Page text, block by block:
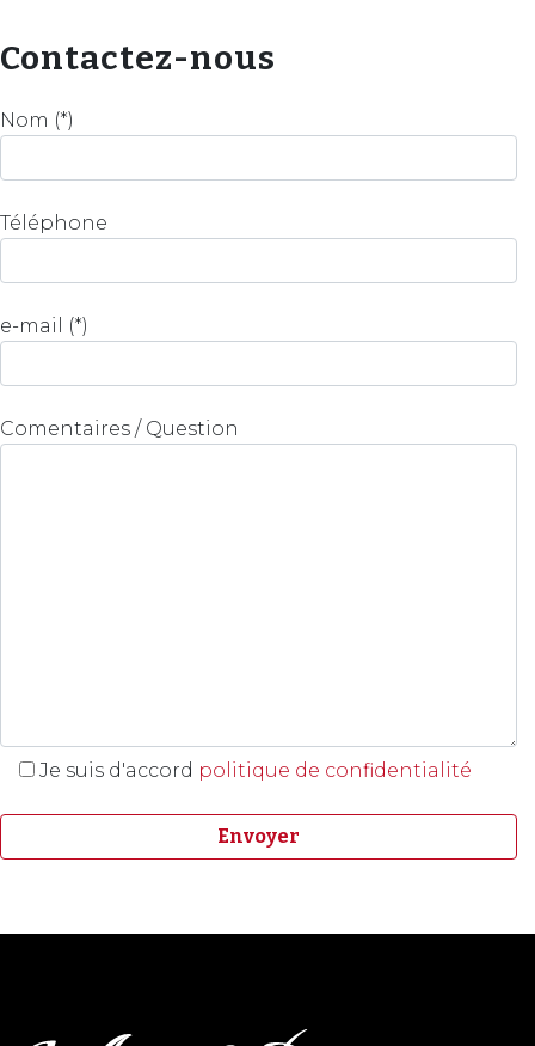
Contactez-nous
Nom (*)
Téléphone
e-mail (*)
Comentaires / Question
Je suis d'accord politique de confidentialité